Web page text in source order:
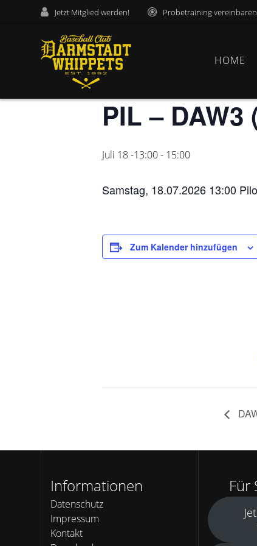
Jetzt Mitglied werden! Probetraining vereinbaren
HOME
Diese Veranstaltung hat bereits
PIL – DAW3
Juli 18 -13:00- 15:00
Samstag, 18.07.2026 13:00
Zum Kalender hinzufügen
Informationen
Datenschutz
Impressum
Kontakt
Für